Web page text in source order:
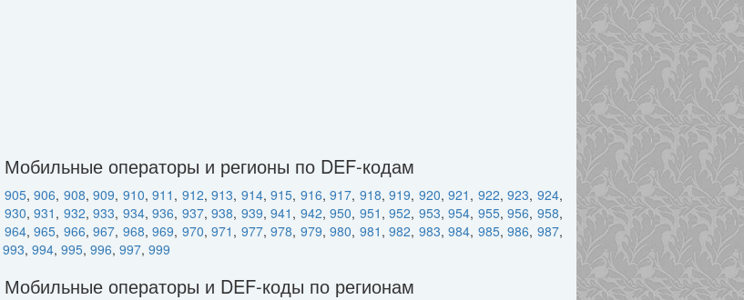
Мобильные операторы и регионы по DEF-кодам
905,906, 908,909, 910,911 , 912,913, 914,915, 916,917, 918,919, 920,921 , 922,923, 924,
930,931 , 932,933, 934,936, 937,938, 939,941 , 942,950, 951 ,952, 953,954, 955,956, 958,
964,965, 966,967, 968,969, 970,971 , 977,978, 979,980, 981 ,982, 983,984, 985,986, 987,
993, 994, 995, 996, 997, 999
Мобильные операторы и DEF-коды по регионам